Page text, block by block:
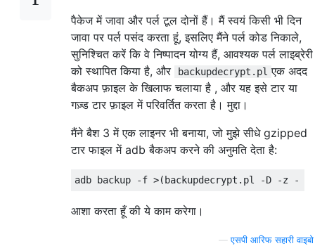
पैकेज में जावा और पर्ल टूल दोनों हैं। मैं स्वयं किसी भी दिन
जावा पर पर्ल पसंद करता हूं, इसलिए मैंने पर्ल कोड निकाले,
सुनिश्चित करें कि वे निष्पादन योग्य हैं, आवश्यक पर्ल लाइब्रेरी
को स्थापित किया है, और
backupdecrypt.pl एक अदद
बैकअप फ़ाइल के खिलाफ चलाया है , और यह इसे टार या
गज़्ड टार फ़ाइल में परिवर्तित करता है। मुद्दा।
मैंने बैश 3 में एक लाइनर भी बनाया, जो मुझे सीधे gzipped
टार फाइल में adb बैकअप करने की अनुमति देता है:
आशा करता हूँ की ये काम करेगा।
—एसपी आरिफ सहारी वाइबो